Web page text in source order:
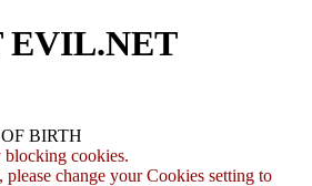
EVIL.NET
BIRTH
cookies.
change your Cookies setting to